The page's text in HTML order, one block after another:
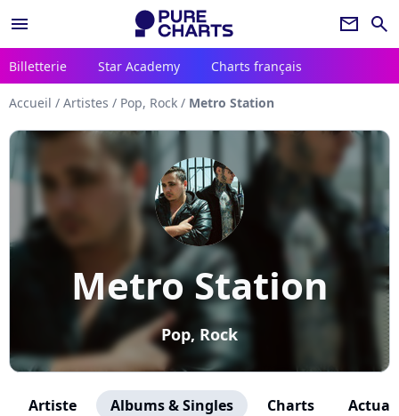
menu newsletter search
Billetterie Star Academy Charts français
Accueil / Artistes / Pop, Rock / Metro Station
Metro Station
Pop, Rock
Artiste Albums & Singles Charts